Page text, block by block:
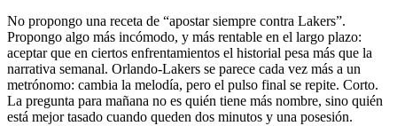
No propongo una receta de “apostar siempre contra Lakers”.
Propongo algo más incómodo, y más rentable en el largo plazo:
aceptar que en ciertos enfrentamientos el historial pesa más que la
narrativa semanal. Orlando-Lakers se parece cada vez más a un
metrónomo: cambia la melodía, pero el pulso final se repite. Corto.
La pregunta para mañana no es quién tiene más nombre, sino quién
está mejor tasado cuando queden dos minutos y una posesión.